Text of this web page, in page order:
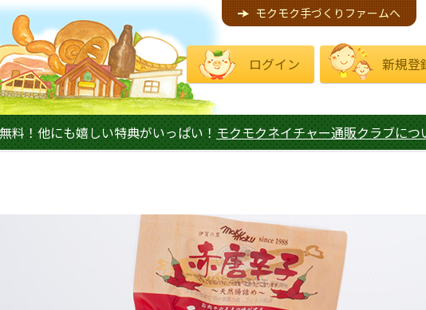
モクモク手づくりファームへ
ログイン 新規登
料！他にも嬉しい特典がいっぱい！ モクモクネイチャー通販クラブにつ